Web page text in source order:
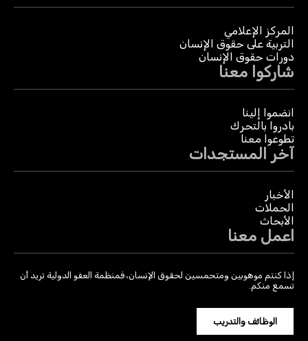
المركز الإعلامي
التربية على حقوق الإنسان
دورات حقوق الإنسان
شاركوا معنا
انضموا إلينا
بادروا بالتحرك
تطوعوا معنا
آخر المستجدات
الأخبار
الحملات
الأبحاث
اعمل معنا
إذا كنتم موهوبين ومتحمسين لحقوق الإنسان، فمنظمة العفو الدولية تريد أن
تسمع منكم.
الوظائف والتدريب